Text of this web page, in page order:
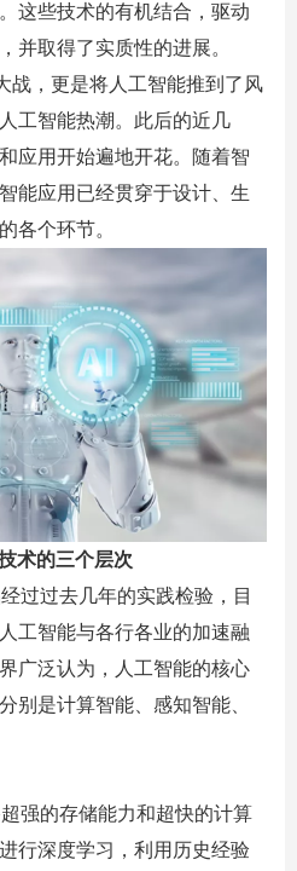
这些技术的有机结合，驱动
并取得了实质性的进展。
战，更是将人工智能推到了风
工智能热潮。此后的近几
应用开始遍地开花。随着智
能应用已经贯穿于设计、生
各个环节。
术的三个层次
过过去几年的实践检验，目
工智能与各行各业的加速融
广泛认为，人工智能的核心
别是计算智能、感知智能、
强的存储能力和超快的计算
行深度学习，利用历史经验